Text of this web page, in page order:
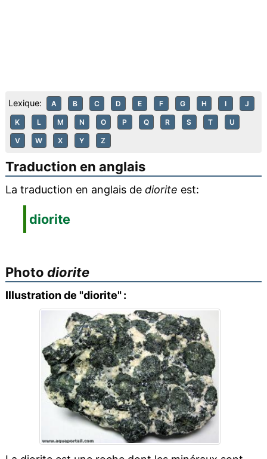
Lexique: A B C D E F G H I J
K L M N O P Q R S T U
V W X Y Z
Traduction en anglais
La traduction en anglais de diorite est:
diorite
Photo diorite
Illustration de "diorite" :